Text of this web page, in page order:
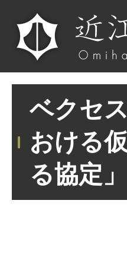
ベクセ
おける
る協定」